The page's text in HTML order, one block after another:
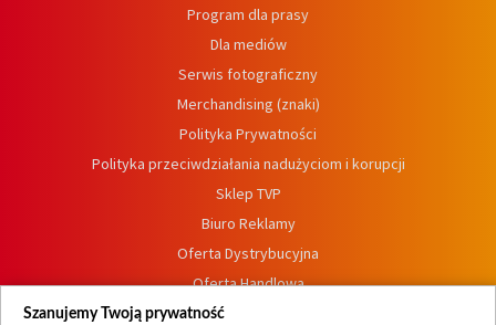
Program dla prasy
Dla mediów
Serwis fotograficzny
Merchandising (znaki)
Polityka Prywatności
Polityka przeciwdziałania nadużyciom i korupcji
Sklep TVP
Biuro Reklamy
Oferta Dystrybucyjna
Oferta Handlowa
Dostępność
Szanujemy Twoją prywatność